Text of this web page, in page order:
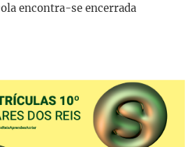
encontra-se encerrada